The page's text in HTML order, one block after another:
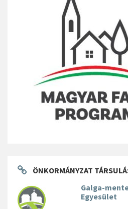
ÖNKORMÁNYZAT
Galga-
Egyesület